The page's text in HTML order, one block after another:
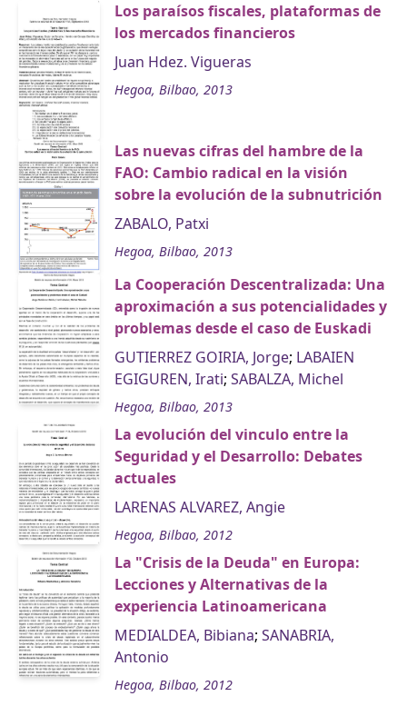
Los paraísos fiscales, plataformas de
los mercados financieros
Juan Hdez. Vigueras
Hegoa, Bilbao, 2013
Las nuevas cifras del hambre de la
FAO: Cambio radical en la visión
sobre la evolución de la subnutrición
ZABALO, Patxi
Hegoa, Bilbao, 2013
La Cooperación Descentralizada: Una
aproximación a sus potencialidades y
problemas desde el caso de Euskadi
GUTIERREZ GOIRIA, Jorge; LABAIEN
EGIGUREN, Irati; SABALZA, Michel
Hegoa, Bilbao, 2013
La evolución del vinculo entre la
Seguridad y el Desarrollo: Debates
actuales
LARENAS ALVAREZ, Angie
Hegoa, Bilbao, 2012
La "Crisis de la Deuda" en Europa:
Lecciones y Alternativas de la
experiencia Latinoamericana
MEDIALDEA, Bibiana; SANABRIA,
Antonio
Hegoa, Bilbao, 2012